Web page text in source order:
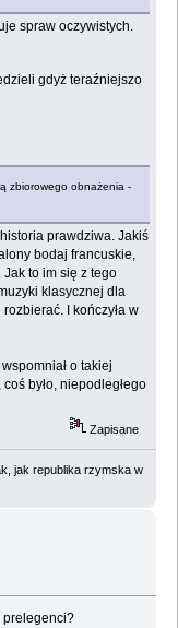
spraw oczywistych.
gdyż teraźniejszo
zbiorowego obnażenia -
prawdziwa. Jakiś
bodaj francuskie,
to im się z tego
klasycznej dla
I kończyła w
o takiej
coś było, niepodległego
Zapisane
jak republika rzymska w
prelegenci?